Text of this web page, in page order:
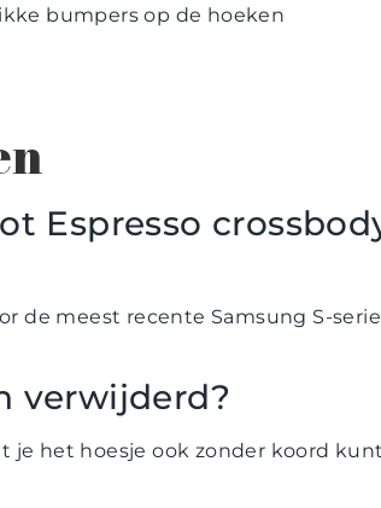
bumpers op de hoeken
Espresso
de meest recente Samsung S-
verwijderd?
je het hoesje ook zonder koord